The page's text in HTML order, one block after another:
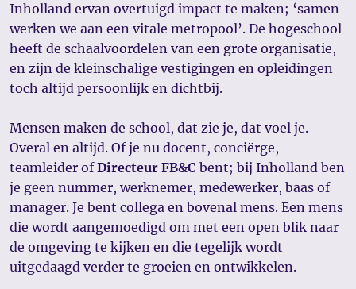
Inholland ervan overtuigd impact te maken; ‘samen
werken we aan een vitale metropool’. De hogeschool
heeft de schaalvoordelen van een grote organisatie,
en zijn de kleinschalige vestigingen en opleidingen
toch altijd persoonlijk en dichtbij.
Mensen maken de school, dat zie je, dat voel je.
Overal en altijd. Of je nu docent, conciërge,
teamleider ofDirecteur FB&C bent; bij Inholland ben
je geen nummer, werknemer, medewerker, baas of
manager. Je bent collega en bovenal mens. Een mens
die wordt aangemoedigd om met een open blik naar
de omgeving te kijken en die tegelijk wordt
uitgedaagd verder te groeien en ontwikkelen.